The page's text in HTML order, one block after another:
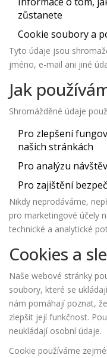
zůstanete
Cookie soubory a
Tyto údaje jsou
jméno, e-mail ani jiné
Jak
Shromážděné údaje
Pro zlepšení
našich stránkách
Pro analýzu
Pro zajištění
Nikdy neprodáváme,
pro marketingové účely
technické a analytické
Cookies a
Naše webové stránky
soubory, které se
nám pomáhají poznat,
zlepšit její funkčnost.
neukládají osobní údaje.
Cookie používáme